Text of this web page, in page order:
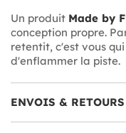
Un produit Made by
conception propre.
retentit, c'est vous
d'enflammer la piste.
ENVOIS & RETOURS